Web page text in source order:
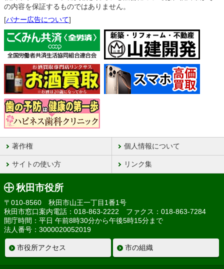
の内容を保証するものではありません。
[バナー広告について]
著作権 個人情報について
サイトの使い方 リンク集
秋田市役所
〒010-8560 秋田市山王一丁目1番1号
秋田市窓口案内電話：018-863-2222 ファクス：018-863-7284
開庁時間：平日 午前8時30分から午後5時15分まで
法人番号：3000020052019
市役所アクセス 市の組織